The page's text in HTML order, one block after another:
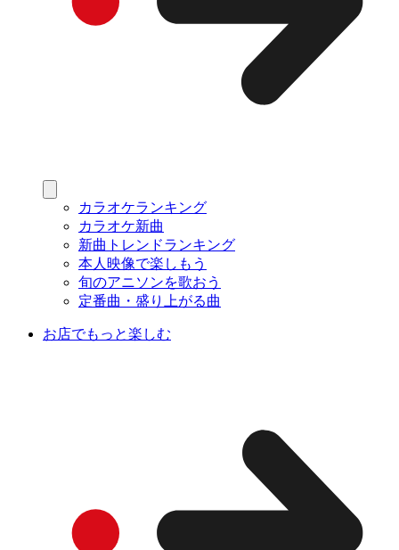
カラオケランキング
カラオケ新曲
新曲トレンドランキング
本人映像で楽しもう
旬のアニソンを歌おう
定番曲・盛り上がる曲
お店でもっと楽しむ